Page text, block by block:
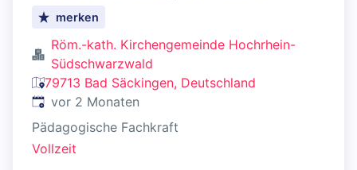
merken
Röm.-kath. Kirchengemeinde Hochrhein-
Südschwarzwald
79713 Bad Säckingen, Deutschland
Veröffentlicht:
vor 2 Monaten
Pädagogische Fachkraft
Vollzeit